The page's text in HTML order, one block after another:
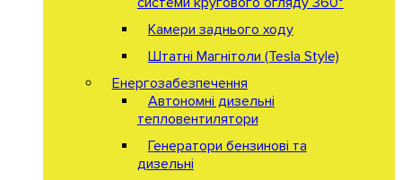
Камери заднього ходу
Штатні Магнітоли (Tesla Style)
Енергозабезпечення
Автономні дизельні
тепловентилятори
Генератори бензинові та
дизельні